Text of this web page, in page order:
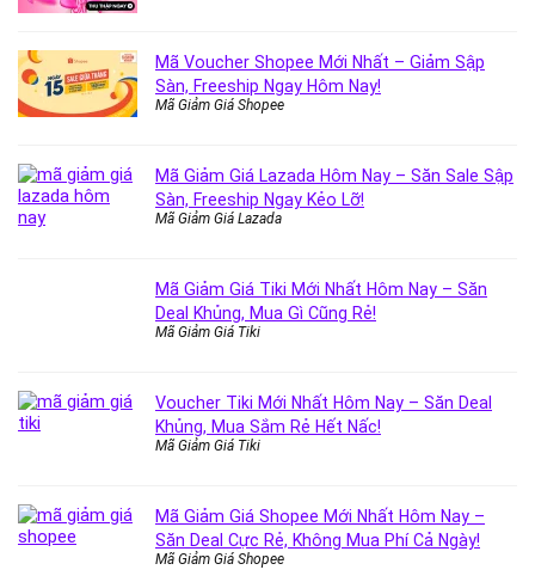
Mã Voucher Shopee Mới Nhất – Giảm Sập
Sàn, Freeship Ngay Hôm Nay!
Mã Giảm Giá Shopee
Mã Giảm Giá Lazada Hôm Nay – Săn Sale Sập
Sàn, Freeship Ngay Kẻo Lỡ!
Mã Giảm Giá Lazada
Mã Giảm Giá Tiki Mới Nhất Hôm Nay – Săn
Deal Khủng, Mua Gì Cũng Rẻ!
Mã Giảm Giá Tiki
Voucher Tiki Mới Nhất Hôm Nay – Săn Deal
Khủng, Mua Sắm Rẻ Hết Nấc!
Mã Giảm Giá Tiki
Mã Giảm Giá Shopee Mới Nhất Hôm Nay –
Săn Deal Cực Rẻ, Không Mua Phí Cả Ngày!
Mã Giảm Giá Shopee